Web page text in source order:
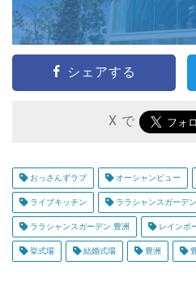
シェアする
X で
おっさんずラブ オーシャンビュー
ライブキッチン ララシャンスガーデ
ララシャンスガーデン 豊洲 レインボ
挙式場 結婚式場 豊洲